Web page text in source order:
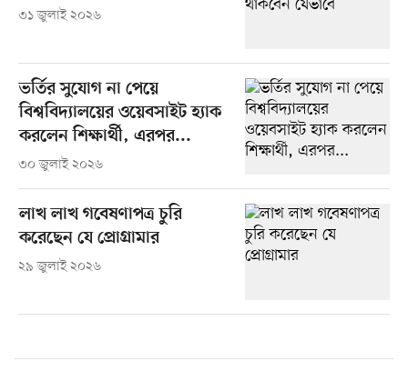
৩১ জুলাই ২০২৬
ভর্তির সুযোগ না পেয়ে
বিশ্ববিদ্যালয়ের ওয়েবসাইট হ্যাক
করলেন শিক্ষার্থী, এরপর...
৩০ জুলাই ২০২৬
লাখ লাখ গবেষণাপত্র চুরি
করেছেন যে প্রোগ্রামার
২৯ জুলাই ২০২৬